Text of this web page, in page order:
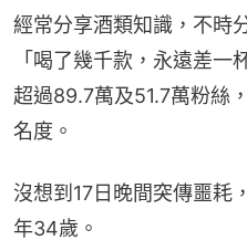
經常分享酒類知識，不時
「喝了幾千款，永遠差
超過89.7萬及51.7萬粉絲
名度。
沒想到17日晚間突傳噩耗
年34歲。